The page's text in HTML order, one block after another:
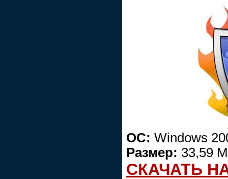
ОС: Windows
Размер: 33,59
СКАЧАТЬ